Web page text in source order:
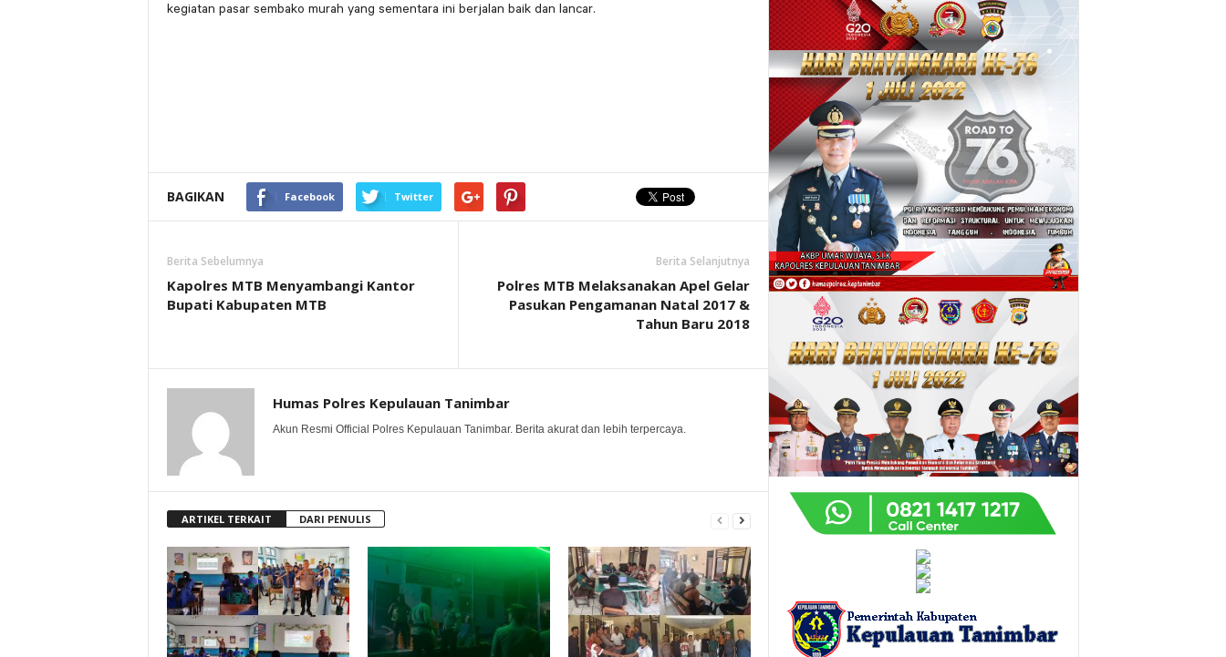
kegiatan pasar sembako murah yang sementara ini berjalan baik dan lancar.
BAGIKAN Facebook Twitter
Berita Sebelumnya
Kapolres MTB Menyambangi Kantor
Bupati Kabupaten MTB
Berita Selanjutnya
Polres MTB Melaksanakan Apel Gelar
Pasukan Pengamanan Natal 2017 &
Tahun Baru 2018
Humas Polres Kepulauan Tanimbar
Akun Resmi Official Polres Kepulauan Tanimbar. Berita akurat dan lebih terpercaya.
ARTIKEL TERKAIT DARI PENULIS